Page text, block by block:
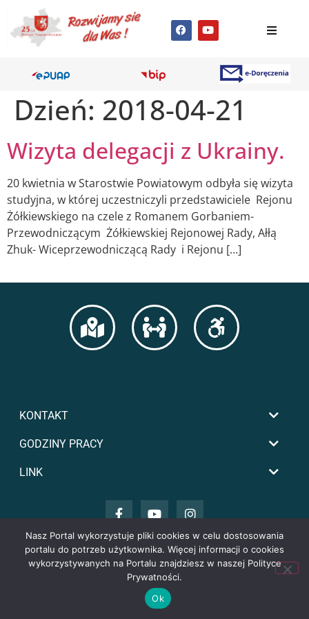
Dzień: 2018-04-21
Wizyta delegacji z Ukrainy.
20 kwietnia w Starostwie Powiatowym odbyła się wizyta
studyjna, w której uczestniczyli przedstawiciele Rejonu
Żółkiewskiego na czele z Romanem Gorbaniem-
Przewodniczącym Żółkiewskiej Rejonowej Rady, Ałłą
Zhuk- Wiceprzewodniczącą Rady i Rejonu […]
nowy z salonu, jak i używany -
KONTAKT
GODZINY PRACY
LINK
Copyright by powiat-tomaszowski.com.pl
Nasz Portal wykorzystuje pliki cookies w celu dostosowania
portalu do potrzeb użytkownika. Więcej informacji o cookies
wykorzystywanych na Portalu znajdziesz w naszej Polityce
Prywatności.
Ok